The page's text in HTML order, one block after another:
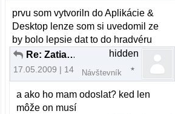
prvu som vytvoriln do Aplikácie &
Desktop lenze som si uvedomil ze
by bolo lepsie dat to do hradvéru
Re: Zatiaľ si vyskúšaj aj iné distrá ...
17.05.2009 | 14:53
hidden
Návštevník
a ako ho mam odoslat? ked len
môže on musí